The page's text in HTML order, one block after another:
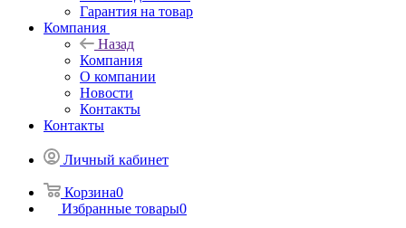
Гарантия на товар
Компания
Назад
Компания
О компании
Новости
Контакты
Контакты
Личный кабинет
Корзина0
Избранные товары0